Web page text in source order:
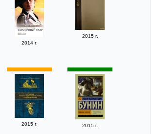
2014 г.
2015 г.
2015 г. 2015 г.